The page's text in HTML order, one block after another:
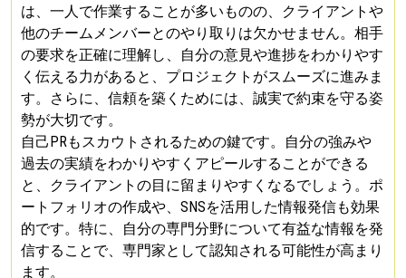
は、一人で作業することが多いものの、クライアントや
他のチームメンバーとのやり取りは欠かせません。相手
の要求を正確に理解し、自分の意見や進捗をわかりやす
く伝える力があると、プロジェクトがスムーズに進みま
す。さらに、信頼を築くためには、誠実で約束を守る姿
勢が大切です。
自己PRもスカウトされるための鍵です。自分の強みや
過去の実績をわかりやすくアピールすることができる
と、クライアントの目に留まりやすくなるでしょう。ポ
ートフォリオの作成や、SNSを活用した情報発信も効果
的です。特に、自分の専門分野について有益な情報を発
信することで、専門家として認知される可能性が高まり
ます。